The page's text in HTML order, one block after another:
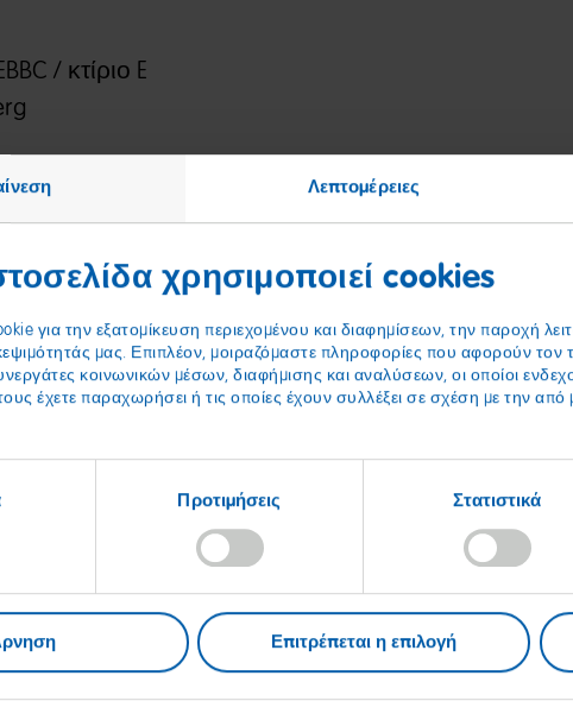
Λεπτομέρειες
χρησιμοποιεί cookies
για την εξατομίκευση περιεχομένου και διαφημίσεων, την παροχή
μας. Επιπλέον, μοιραζόμαστε πληροφορίες που αφορούν τον
κοινωνικών μέσων, διαφήμισης και αναλύσεων, οι οποίοι
έχετε παραχωρήσει ή τις οποίες έχουν συλλέξει σε σχέση με την
Προτιμήσεις Στατιστικά
Επιτρέπεται η επιλογή
/ κτίριο E
7670